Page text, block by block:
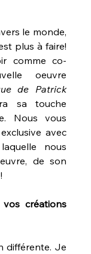
le monde,
plus à faire!
comme co-
de Patrick
sa touche
Nous vous
avec
nous
de son
créations
différente. Je